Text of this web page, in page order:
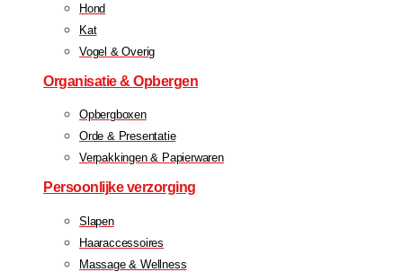
Hond
Kat
Vogel & Overig
Organisatie & Opbergen
Opbergboxen
Orde & Presentatie
Verpakkingen & Papierwaren
Persoonlijke verzorging
Slapen
Haaraccessoires
Massage & Wellness